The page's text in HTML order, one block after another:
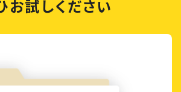
お試しください